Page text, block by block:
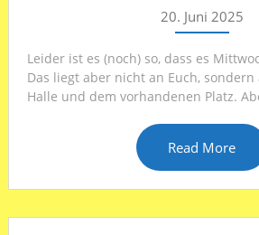
20. Juni 2025
Leider ist es (noch) so, dass es
Das liegt aber nicht an Euch,
Halle und dem vorhandenen Platz.
Read More